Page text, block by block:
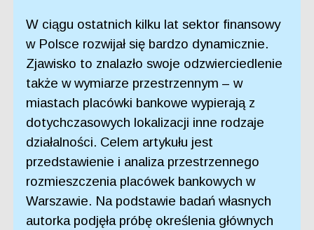
W ciągu ostatnich kilku lat sektor finansowy
w Polsce rozwijał się bardzo dynamicznie.
Zjawisko to znalazło swoje odzwierciedlenie
także w wymiarze przestrzennym – w
miastach placówki bankowe wypierają z
dotychczasowych lokalizacji inne rodzaje
działalności. Celem artykułu jest
przedstawienie i analiza przestrzennego
rozmieszczenia placówek bankowych w
Warszawie. Na podstawie badań własnych
autorka podjęła próbę określenia głównych